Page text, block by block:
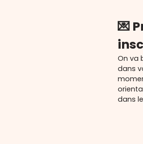
💌
On va
dans
dans